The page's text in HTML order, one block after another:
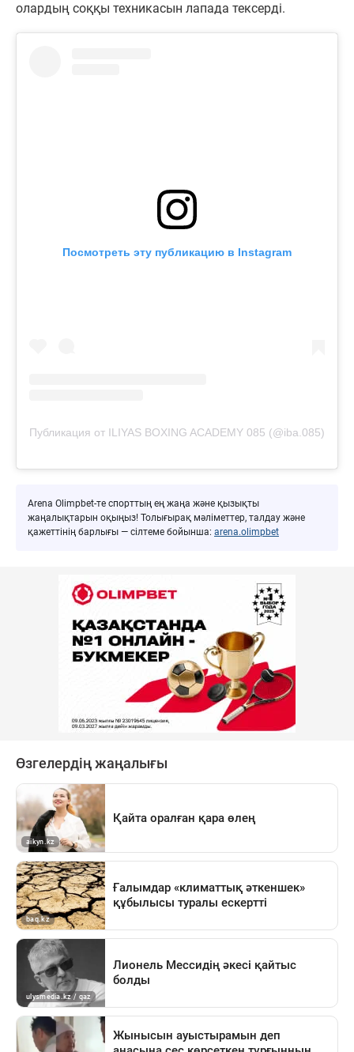
олардың соққы техникасын лапада тексерді.
Посмотреть эту публикацию в Instagram
Публикация от ILIYAS BOXING ACADEMY 085 (@iba.085)
Arena Olimpbet-те спорттың ең жаңа және қызықты
жаңалықтарын оқыңыз! Толығырақ мәліметтер, талдау және
қажеттінің барлығы — сілтеме бойынша: arena.olimpbet